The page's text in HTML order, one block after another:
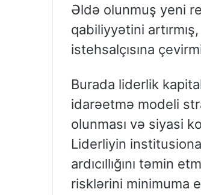
Əldə olunmuş yeni
qabiliyyətini
istehsalçısına
Burada liderlik
idarəetmə modeli
olunması və siyasi
Liderliyin
ardıcıllığını təmin
risklərini minimuma